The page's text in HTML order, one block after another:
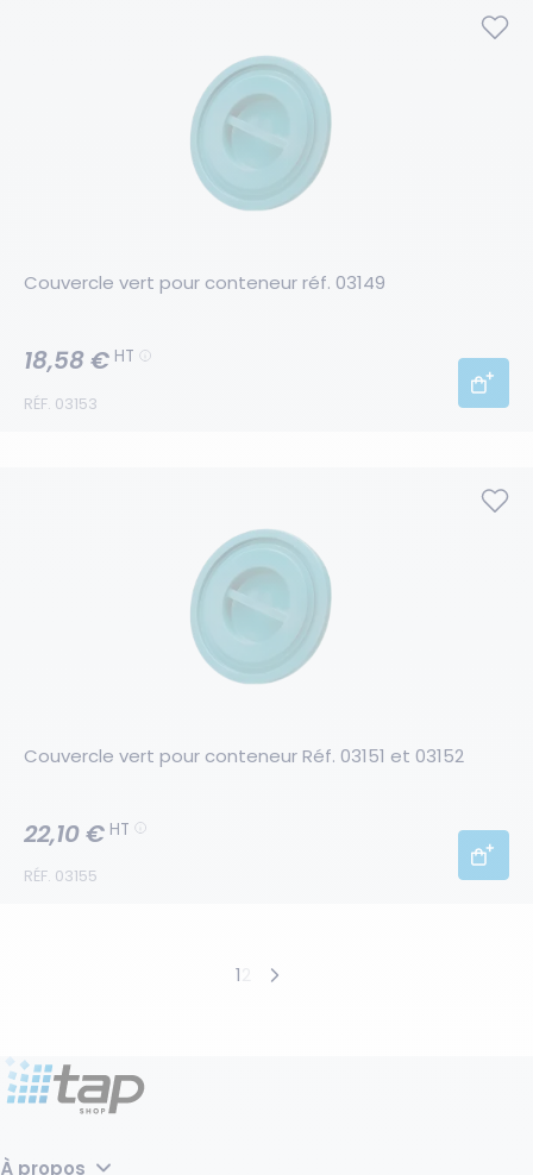
Couvercle vert pour conteneur réf. 03149
RÉF. 03153
18,58 € HT
Couvercle vert pour conteneur Réf. 03151 et 03152
RÉF. 03155
22,10 € HT
Produits précédents
1 Produits suivants
À propos